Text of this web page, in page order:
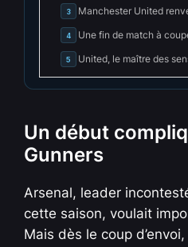
3 Manchester United
4 Une fin de match à
5 United, le maître des
Un début
Gunners
Arsenal, leader
cette saison, voulait
Mais dès le coup